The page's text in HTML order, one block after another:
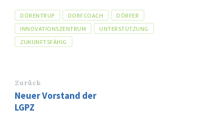
Tags
DÖRENTRUP DORFCOACH
DÖRFER
INNOVATIONSZENTRUM
UNTERSTÜTZUNG
ZUKUNFTSFÄHIG
Zurück
Neuer Vorstand der
LGPZ